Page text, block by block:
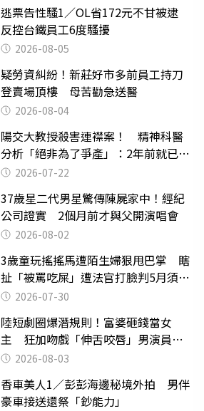
逃票告性騷1／OL省172元不甘被逮
反控台鐵員工6度騷擾
2026-08-05
疑勞資糾紛！新莊好市多前員工持刀
登賣場頂樓 母苦勸急送醫
2026-08-04
陽交大教授殺害連襟案！ 精神科醫
分析「絕非為了爭產」：2年前就已言
行詭異
2026-07-22
37歲星二代男星驚傳陳屍家中！經紀
公司證實 2個月前才與父開演唱會
2026-08-02
3歲童玩搖搖馬遭陌生婦狠甩巴掌 瞎
扯「被罵吃屎」遭法官打臉判5月須入
監 2026-07-30
陸短劇圈爆潛規則！富婆砸錢當女
主 狂加吻戲「伸舌咬唇」男演員崩
潰 2026-08-03
香車美人1／彭彭海邊秘境外拍 男伴
豪車接送還祭「鈔能力」